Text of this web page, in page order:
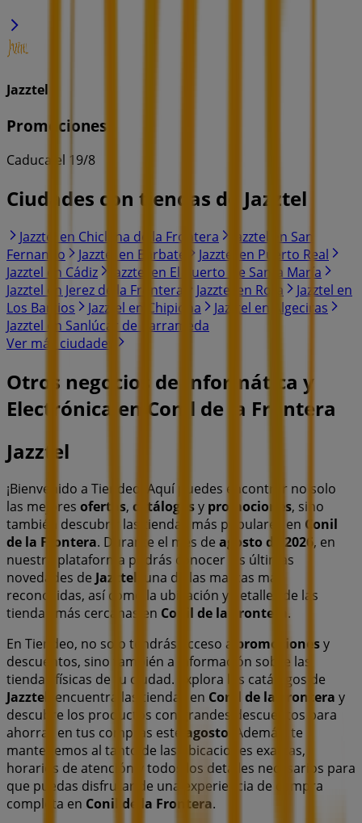
Jazztel
Promociones
Caduca el 19/8
Ciudades con tiendas de Jazztel
Jazztel en Chiclana de la Frontera
Jazztel en San
Fernando
Jazztel en Barbate
Jazztel en Puerto Real
Jazztel en Cádiz
Jazztel en El Puerto De Santa María
Jazztel en Jerez de la Frontera
Jazztel en Rota
Jazztel en
Los Barrios
Jazztel en Chipiona
Jazztel en Algeciras
Jazztel en Sanlúcar de Barrameda
Ver más ciudades
Otros negocios de Informática y
Electrónica en Conil de la Frontera
Jazztel
¡Bienvenido a Tiendeo! Aquí puedes encontrar no solo
las mejores ofertas, catálogosy promociones, sino
también descubrir las tiendas más populares en Conil
de la Frontera. Durante el mes de agosto de 2026 , en
nuestra plataforma podrás conocer las últimas
novedades de Jazztel , una de las marcas más
reconocidas, así como la ubicación y detalles de las
tiendas más cercanas en Conil de la Frontera .
En Tiendeo, no solo tendrás acceso a
promocionesy
descuentos, sino también a información sobre las
tiendas físicas de tu ciudad. Explora los catálogos de
Jazztel
, encuentra las tiendas en Conil de la Frontera y
descubre los productos con grandes descuentos para
ahorrar en tus compras este
agosto . Además, te
mantenemos al tanto de las ubicaciones exactas,
horarios de atención y todos los detalles necesarios para
que puedas disfrutar de una experiencia de compra
completa en Conil de la Frontera.